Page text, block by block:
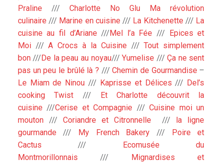
Praline /// Charlotte No Glu Ma révolution
culinaire/// Marine en cuisine /// La Kitchenette /// La
cuisine au fil d’Ariane///Mel l’a Fée /// Epices et
Moi ///A Crocs à la Cuisine ///Tout simplement
bon///De la peau au noyau///Yumelise ///Ça ne sent
pas un peu le brûlé là ? ///Chemin de Gourmandise –
Le Miam de Ninou /// Kaprisse et Délices/// Del’s
cooking Twist /// Et Charlotte découvrit la
cuisine///Cerise et Compagnie ///Cuisine moi un
mouton/// Coriandre et Citronnelle /// la ligne
gourmande /// My French Bakery /// Poire et
Cactus /// Ecomusée du
Montmorillonnais/// Mignardises et